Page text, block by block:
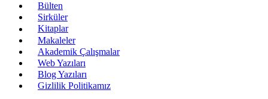
Bülten
Sirküler
Kitaplar
Makaleler
Akademik Çalışmalar
Web Yazıları
Blog Yazıları
Gizlilik Politikamız